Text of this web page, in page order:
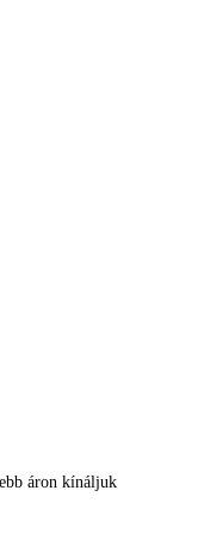
áron kínáljuk